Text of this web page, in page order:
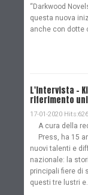
“Darkwood
questa nuova
anche con dotte
L'Intervista -
riferimento
17-01-2020
A cura della
Press, ha 15
nuovi talenti e
nazionale: la
principali fiere di
questi tre lustri e...